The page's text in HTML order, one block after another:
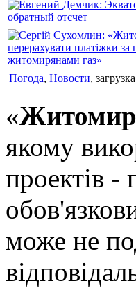
Погода, Новости,
«Житомир
якому
проектів -
може не